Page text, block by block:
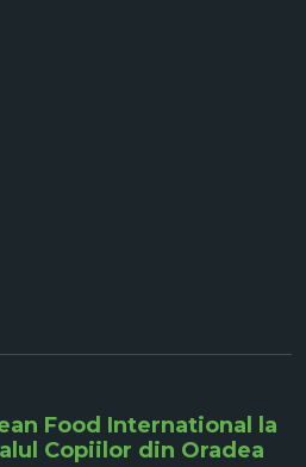
Food International la
Copiilor din Oradea